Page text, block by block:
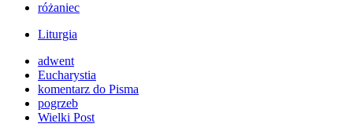
różaniec
Liturgia
adwent
Eucharystia
komentarz do Pisma
pogrzeb
Wielki Post